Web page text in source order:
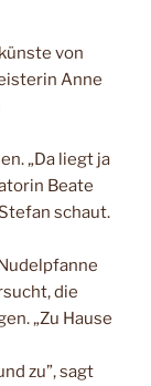
von
Anne
„Da liegt ja
Beate
schaut.
die
„Zu Hause
zu”, sagt